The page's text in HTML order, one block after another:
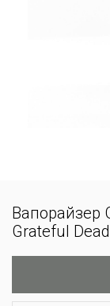
Вапорайзер
Grateful Dead